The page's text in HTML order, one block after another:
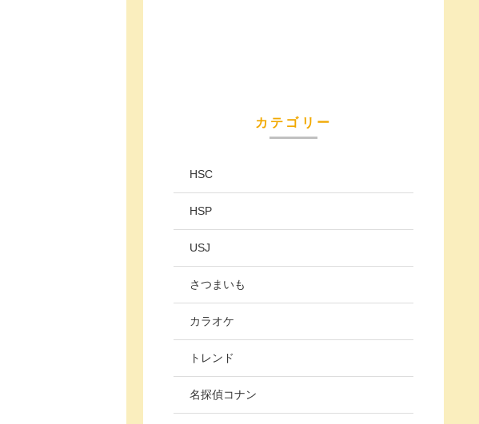
カテゴリー
HSC
HSP
USJ
さつまいも
カラオケ
トレンド
名探偵コナン